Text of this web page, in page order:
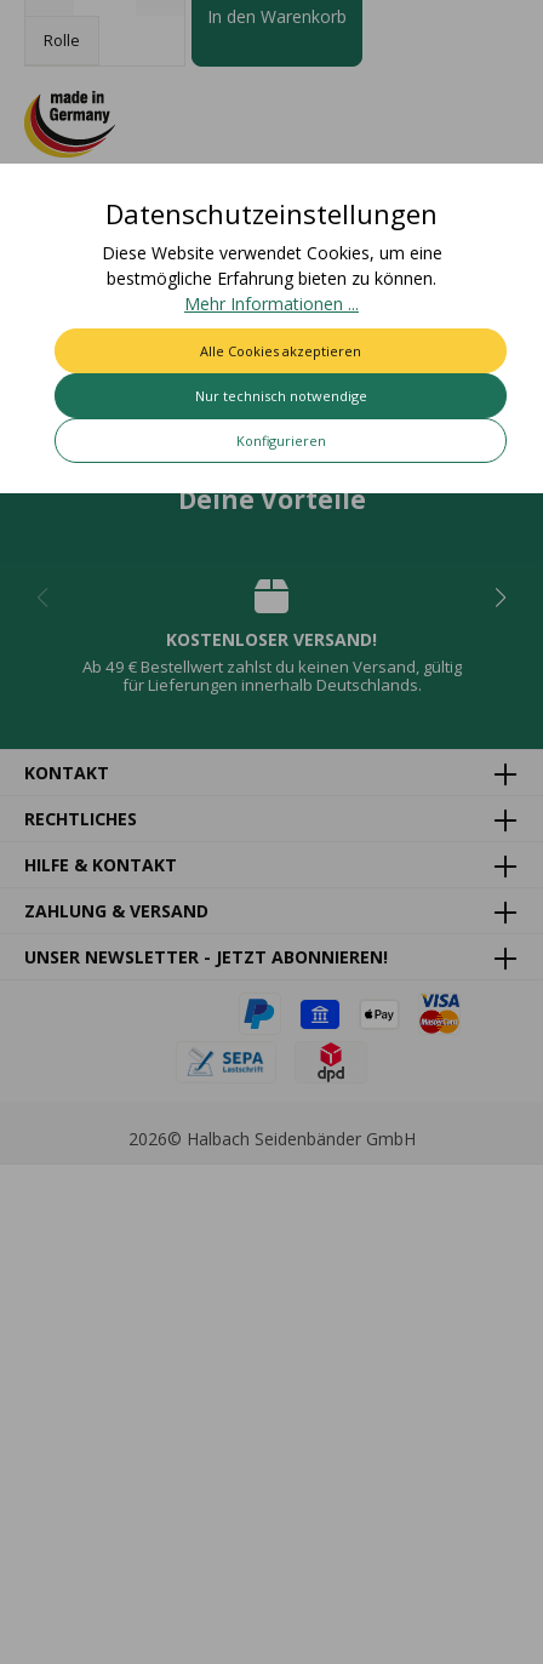
Rolle
In den Warenkorb
Beschreibung
Materialzusammensetzung: 100% PolyamidZolltarifnummer:
58061000Ursprungsland: ChinaEAN Rolle:
4015275878335Nettogewicht: 0,0…Mehr
Bewertungen
Deine Vorteile
KOSTENLOSER VERSAND!
Ab 49 € Bestellwert zahlst du keinen Versand, gültig
für Lieferungen innerhalb Deutschlands.
KONTAKT
RECHTLICHES
HILFE & KONTAKT
ZAHLUNG & VERSAND
UNSER NEWSLETTER - JETZT ABONNIEREN!
2026© Halbach Seidenbänder GmbH
Datenschutzeinstellungen
Diese Website verwendet Cookies, um eine
bestmögliche Erfahrung bieten zu können.
Mehr Informationen ...
Nur technisch notwendige
Konfigurieren
Alle Cookies akzeptieren